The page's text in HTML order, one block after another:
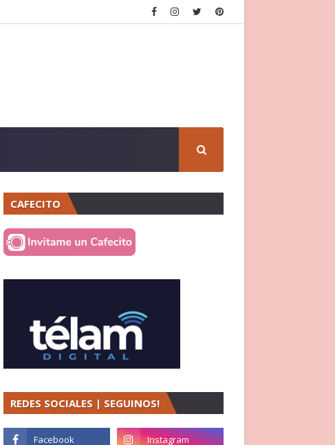
CAFECITO
REDES SOCIALES | SEGUINOS!